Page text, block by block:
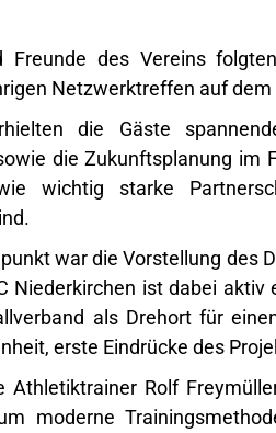
Freunde des Vereins
Netzwerktreffen auf dem
die Gäste
die Zukunftsplanung im
wichtig starke
war die Vorstellung des
Niederkirchen ist dabei
als Drehort für
erste Eindrücke des
Athletiktrainer Rolf
moderne